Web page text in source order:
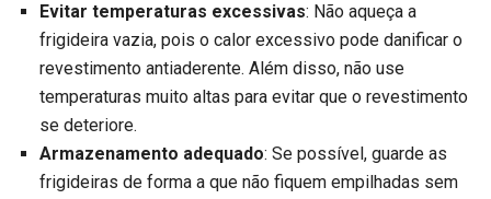
Evitar temperaturas excessivas: Não aqueça a
frigideira vazia, pois o calor excessivo pode danificar o
revestimento antiaderente. Além disso, não use
temperaturas muito altas para evitar que o revestimento
se deteriore.
Armazenamento adequado: Se possível, guarde as
frigideiras de forma a que não fiquem empilhadas sem